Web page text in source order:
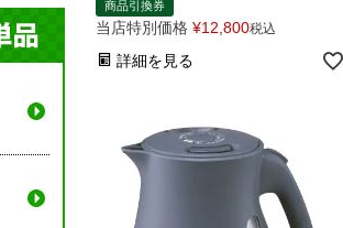
商品引換券
当店特別価格 ¥12,800税込
詳細を見る